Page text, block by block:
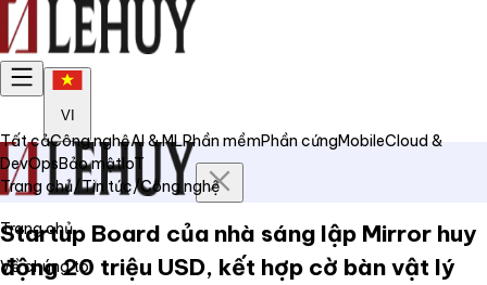
VI
Trang chủ
Về chúng tôi
Tất cảCông nghệAI & MLPhần mềmPhần cứngMobileCloud &
DevOpsBảo mậtIoT
Trang chủ/Tin tức/Công nghệ
Startup Board của nhà sáng lập Mirror huy
động 20 triệu USD, kết hợp cờ bàn vật lý